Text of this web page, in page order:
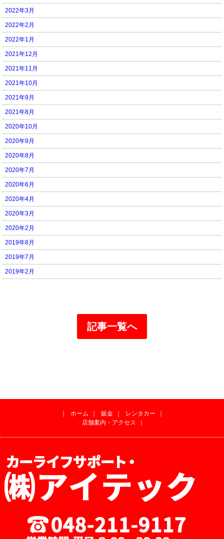
2022年3月
2022年2月
2022年1月
2021年12月
2021年11月
2021年10月
2021年9月
2021年8月
2020年10月
2020年9月
2020年8月
2020年7月
2020年6月
2020年4月
2020年3月
2020年2月
2019年8月
2019年7月
2019年2月
記事一覧へ
｜ ホーム ｜ 鈑金 ｜ レンタカー
｜
店舗案内・アクセス
｜